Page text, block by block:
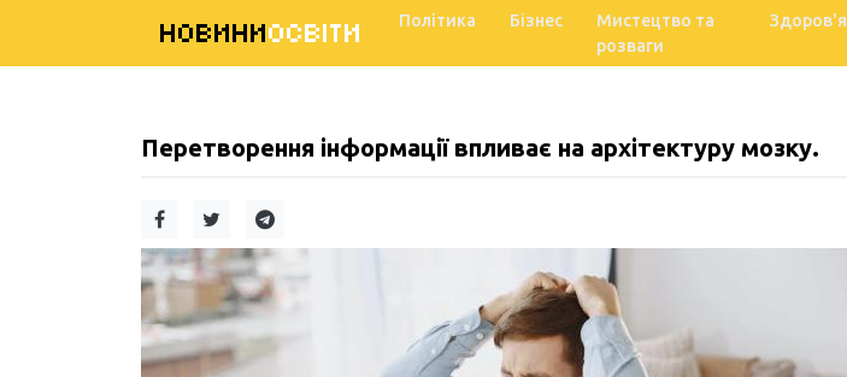
НОВИНИОСВІТИ Політика Бізнес
Мистецтво та
розваги
Здоров'я
Перетворення інформації впливає на архітектуру мозку.